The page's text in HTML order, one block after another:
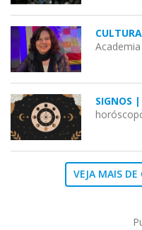
SIGNOS |
VEJA MAIS DE